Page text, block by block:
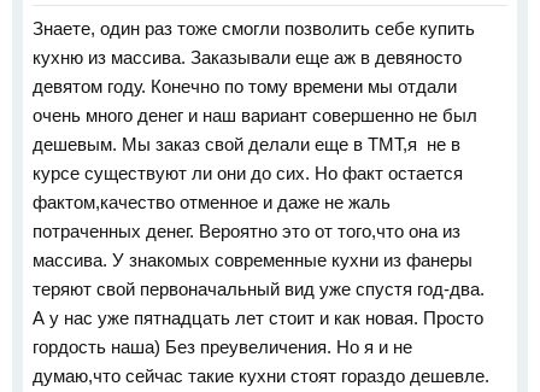
Знаете, один раз тоже смогли позволить себе купить
кухню из массива. Заказывали еще аж в девяносто
девятом году. Конечно по тому времени мы отдали
очень много денег и наш вариант совершенно не был
дешевым. Мы заказ свой делали еще в ТМТ,я не в
курсе существуют ли они до сих. Но факт остается
фактом,качество отменное и даже не жаль
потраченных денег. Вероятно это от того,что она из
массива. У знакомых современные кухни из фанеры
теряют свой первоначальный вид уже спустя год-два.
А у нас уже пятнадцать лет стоит и как новая. Просто
гордость наша) Без преувеличения. Но я и не
думаю,что сейчас такие кухни стоят гораздо дешевле.